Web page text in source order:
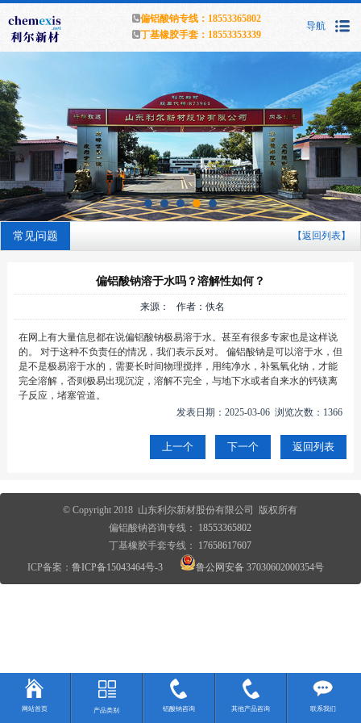
导航
偏铝酸钠专线：18553365802
丁基橡胶手套：18553353339
常见问题 【返回列表】
偏铝酸钠溶于水吗？溶解性如何？
来源： 作者：佚名
在网上有大量信息都在说偏铝酸钠极易溶于水。甚至有很多专家也是这样说
的。 对于这种不负责任的情况，我们表示反对。 偏铝酸钠是可以溶于水，但
是不是极易溶于水的，需要长时间物理搅拌，用纯净水，补氢氧化钠，才能
完全溶解，否则极易出现沉淀，溶解不完全，与地下水或者自来水的钙镁离
子反应，堵塞管道。
发表日期：2025-03-06 浏览次数：1366
上一个 下一个 返回列表
© Copyright 2018 山东利尔新材股份有限公司 版权所有
偏铝酸钠咨询专线： 18553365802
丁基橡胶手套专线： 17658617607
ICP备案： 鲁ICP备15043464号-3 鲁公网安备 37030602000354号
网站首页 产品类别 铝酸钠咨询 其他产品咨询 联系我们